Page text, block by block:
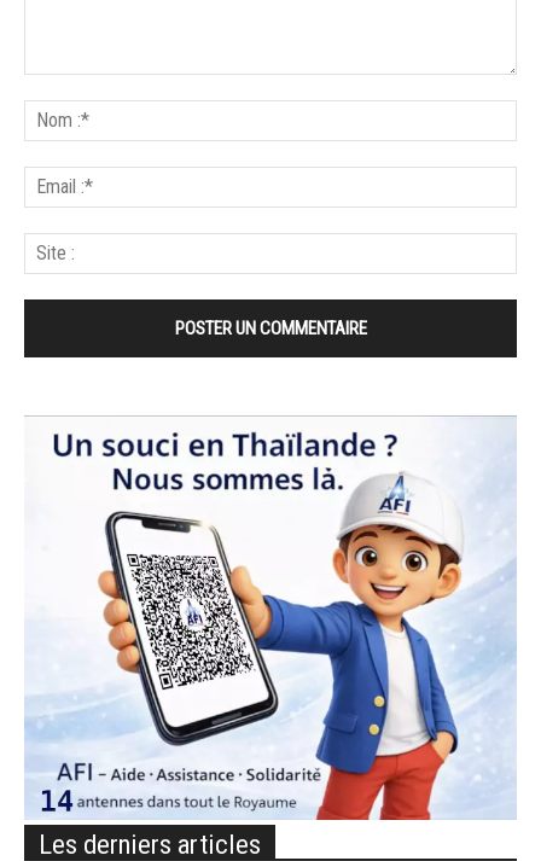
Les derniers articles